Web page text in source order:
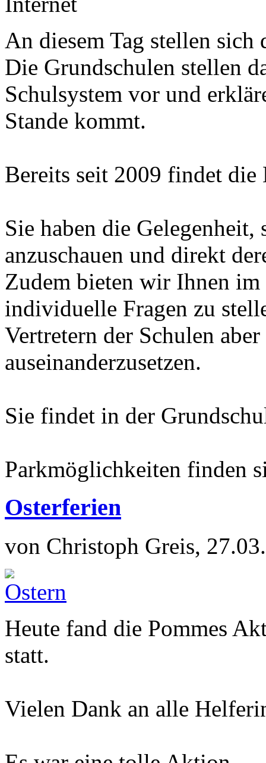
An diesem Tag stellen
Die Grundschulen stellen
Schulsystem vor und
Stande kommt.
Bereits seit 2009 findet die
Sie haben die
anzuschauen und direkt
Zudem bieten wir Ihnen
individuelle Fragen zu
Vertretern der Schulen
auseinanderzusetzen.
Sie findet in der
Parkmöglichkeiten finden
Osterferien
von Christoph Greis,
Heute fand die Pommes
statt.
Vielen Dank an alle